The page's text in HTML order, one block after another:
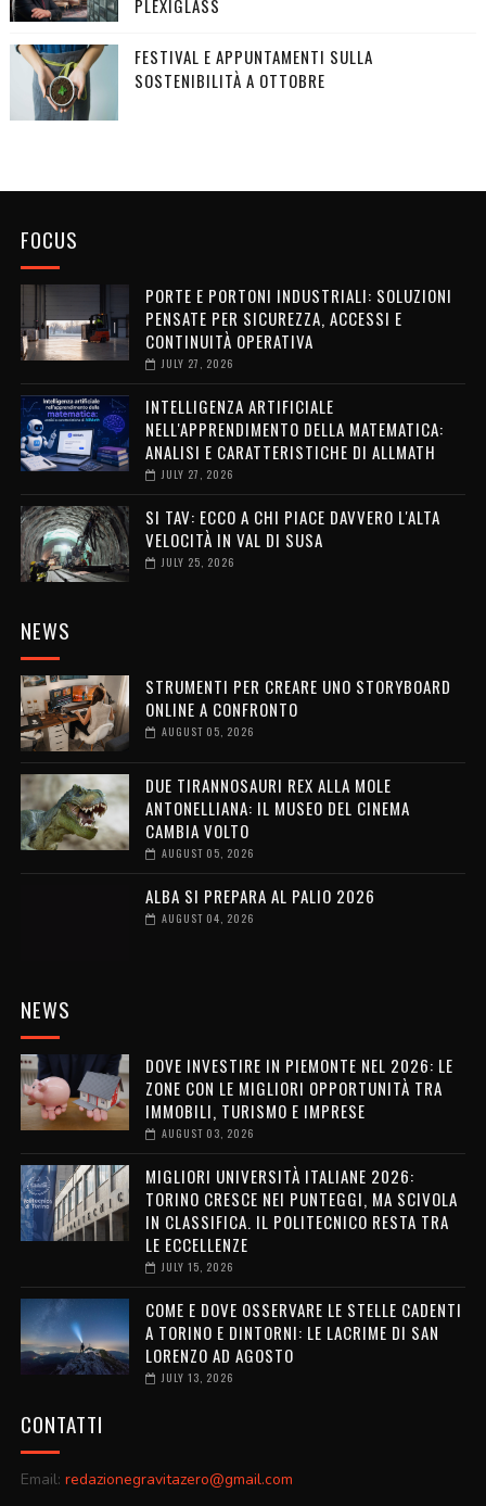
PLEXIGLASS
FESTIVAL E APPUNTAMENTI SULLA
SOSTENIBILITÀ A OTTOBRE
FOCUS
PORTE E PORTONI INDUSTRIALI: SOLUZIONI
PENSATE PER SICUREZZA, ACCESSI E
CONTINUITÀ OPERATIVA
JULY 27, 2026
INTELLIGENZA ARTIFICIALE
NELL'APPRENDIMENTO DELLA MATEMATICA:
ANALISI E CARATTERISTICHE DI ALLMATH
JULY 27, 2026
SI TAV: ECCO A CHI PIACE DAVVERO L'ALTA
VELOCITÀ IN VAL DI SUSA
JULY 25, 2026
NEWS
STRUMENTI PER CREARE UNO STORYBOARD
ONLINE A CONFRONTO
AUGUST 05, 2026
DUE TIRANNOSAURI REX ALLA MOLE
ANTONELLIANA: IL MUSEO DEL CINEMA
CAMBIA VOLTO
AUGUST 05, 2026
ALBA SI PREPARA AL PALIO 2026
AUGUST 04, 2026
NEWS
DOVE INVESTIRE IN PIEMONTE NEL 2026: LE
ZONE CON LE MIGLIORI OPPORTUNITÀ TRA
IMMOBILI, TURISMO E IMPRESE
AUGUST 03, 2026
MIGLIORI UNIVERSITÀ ITALIANE 2026:
TORINO CRESCE NEI PUNTEGGI, MA SCIVOLA
IN CLASSIFICA. IL POLITECNICO RESTA TRA
LE ECCELLENZE
JULY 15, 2026
COME E DOVE OSSERVARE LE STELLE CADENTI
A TORINO E DINTORNI: LE LACRIME DI SAN
LORENZO AD AGOSTO
JULY 13, 2026
CONTATTI
Email: redazionegravitazero@gmail.com